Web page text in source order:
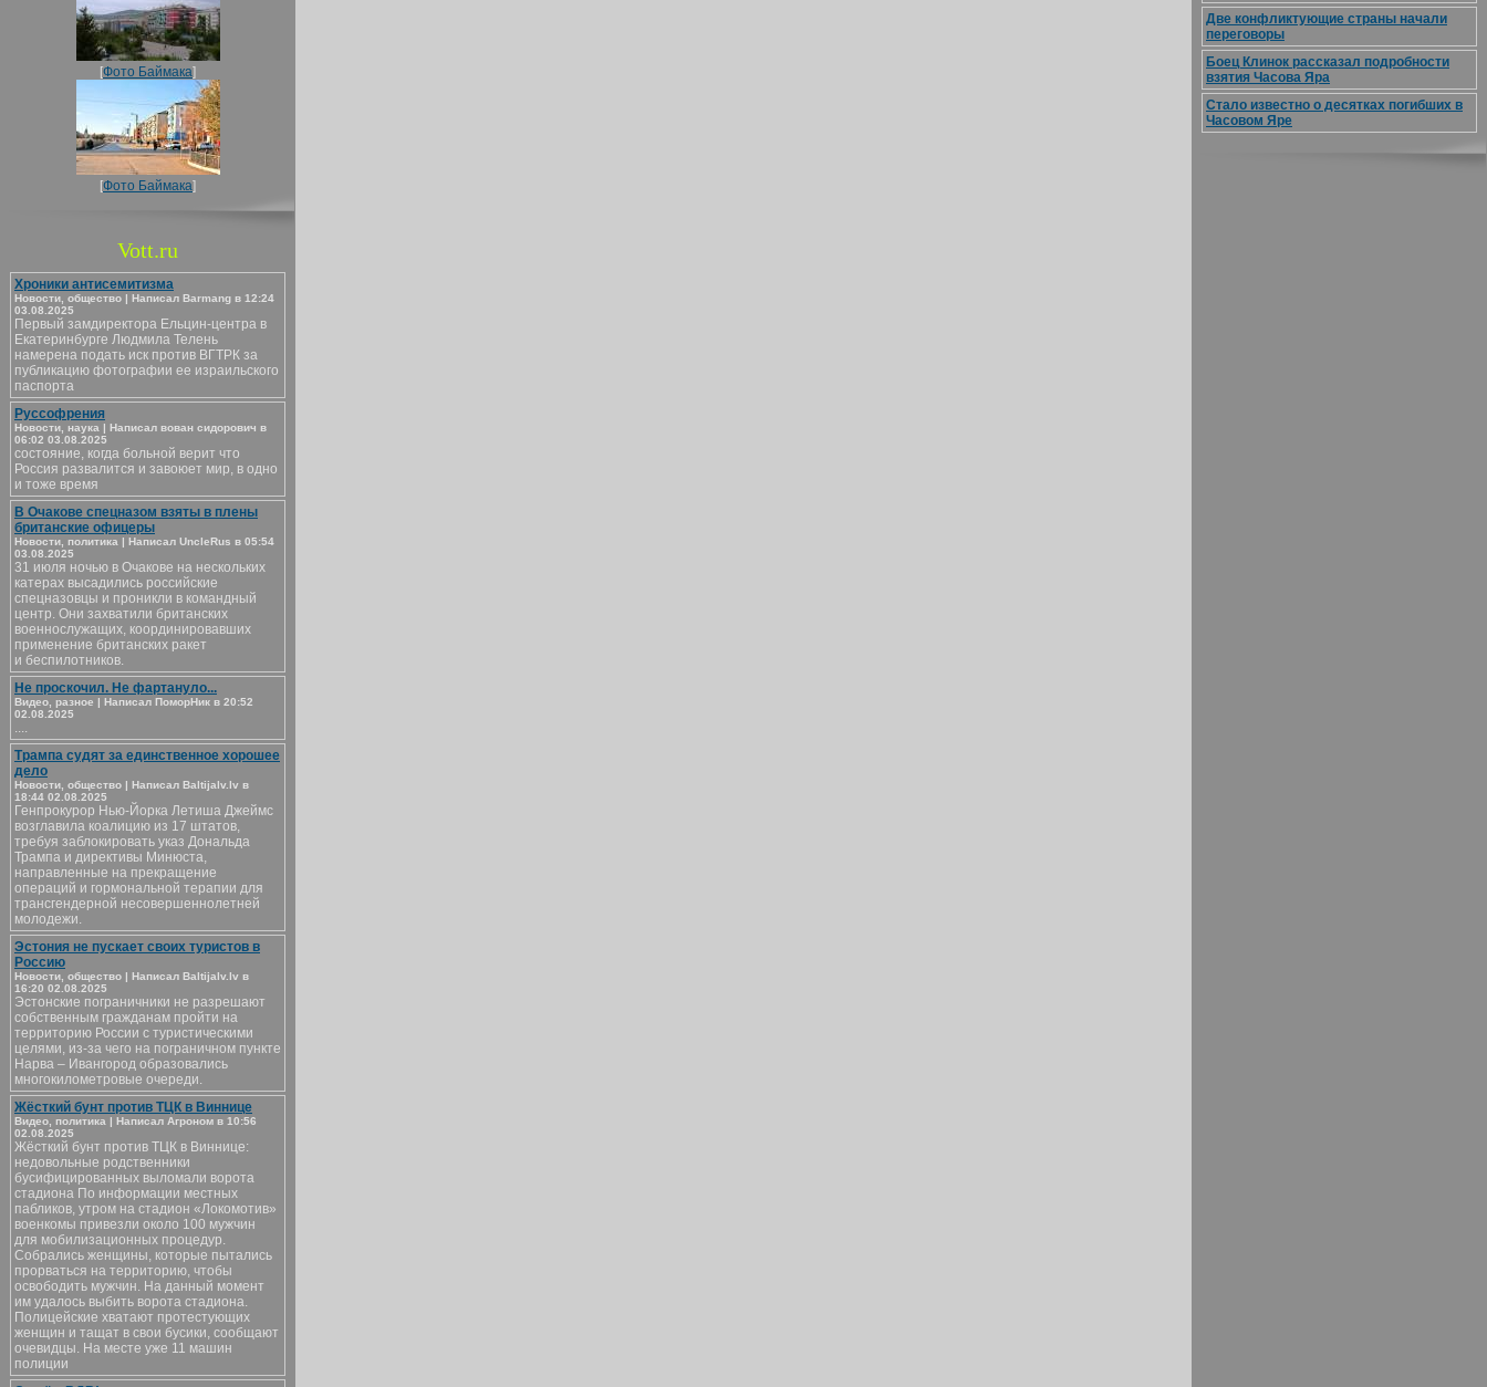
[Фото Баймака]
[Фото Баймака]
Vott.ru
Хроники антисемитизма
Новости, общество | Написал Barmang в 12:24
03.08.2025
Первый замдиректора Ельцин-центра в
Екатеринбурге Людмила Телень
намерена подать иск против ВГТРК за
публикацию фотографии ее израильского
паспорта
Руссофрения
Новости, наука | Написал вован сидорович в
06:02 03.08.2025
состояние, когда больной верит что
Россия развалится и завоюет мир, в одно
и тоже время
В Очакове спецназом взяты в плены
британские офицеры
Новости, политика | Написал UncleRus в 05:54
03.08.2025
31 июля ночью в Очакове на нескольких
катерах высадились российские
спецназовцы и проникли в командный
центр. Они захватили британских
военнослужащих, координировавших
применение британских ракет
и беспилотников.
Не проскочил. Не фартануло...
Видео, разное | Написал ПоморНик в 20:52
02.08.2025
....
Трампа судят за единственное хорошее
дело
Новости, общество | Написал Baltijalv.lv в
18:44 02.08.2025
Генпрокурор Нью-Йорка Летиша Джеймс
возглавила коалицию из 17 штатов,
требуя заблокировать указ Дональда
Трампа и директивы Минюста,
направленные на прекращение
операций и гормональной терапии для
трансгендерной несовершеннолетней
молодежи.
Эстония не пускает своих туристов в
Россию
Новости, общество | Написал Baltijalv.lv в
16:20 02.08.2025
Эстонские пограничники не разрешают
собственным гражданам пройти на
территорию России с туристическими
целями, из-за чего на пограничном пункте
Нарва – Ивангород образовались
многокилометровые очереди.
Жёсткий бунт против ТЦК в Виннице
Видео, политика | Написал Агроном в 10:56
02.08.2025
Жёсткий бунт против ТЦК в Виннице:
недовольные родственники
бусифицированных выломали ворота
стадиона По информации местных
пабликов, утром на стадион «Локомотив»
военкомы привезли около 100 мужчин
для мобилизационных процедур.
Собрались женщины, которые пытались
прорваться на территорию, чтобы
освободить мужчин. На данный момент
им удалось выбить ворота стадиона.
Полицейские хватают протестующих
женщин и тащат в свои бусики, сообщают
очевидцы. На месте уже 11 машин
полиции
Две конфликтующие страны начали
переговоры
Боец Клинок рассказал подробности
взятия Часова Яра
Стало известно о десятках погибших в
Часовом Яре